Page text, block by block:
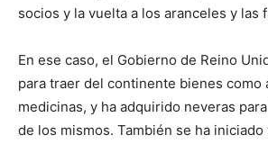
socios y la vuelta a los aranceles y las
En ese caso, el Gobierno de Reino
para traer del continente bienes como
medicinas, y ha adquirido neveras
de los mismos. También se ha iniciado